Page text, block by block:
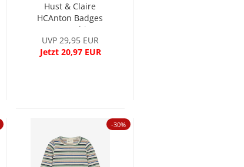
Hust & Claire
HCAnton Badges
Langarmshirt...
UVP 29,95 EUR
Jetzt 20,97 EUR
-30%